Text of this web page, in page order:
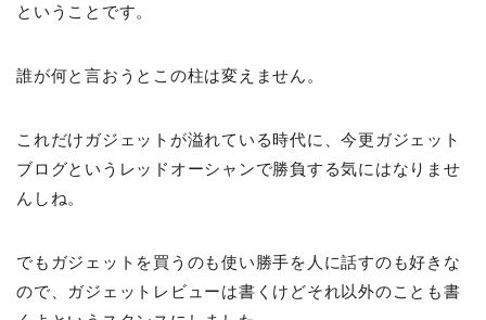
ということです。
誰が何と言おうとこの柱は変えません。
これだけガジェットが溢れている時代に、今更ガジェット
ブログというレッドオーシャンで勝負する気にはなりませ
んしね。
でもガジェットを買うのも使い勝手を人に話すのも好きな
ので、ガジェットレビューは書くけどそれ以外のことも書